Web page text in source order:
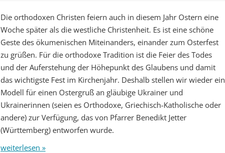
Die orthodoxen Christen feiern auch in diesem Jahr Ostern eine
Woche später als die westliche Christenheit. Es ist eine schöne
Geste des ökumenischen Miteinanders, einander zum Osterfest
zu grüßen. Für die orthodoxe Tradition ist die Feier des Todes
und der Auferstehung der Höhepunkt des Glaubens und damit
das wichtigste Fest im Kirchenjahr. Deshalb stellen wir wieder ein
Modell für einen Ostergruß an gläubige Ukrainer und
Ukrainerinnen (seien es Orthodoxe, Griechisch-Katholische oder
andere) zur Verfügung, das von Pfarrer Benedikt Jetter
(Württemberg) entworfen wurde.
weiterlesen »